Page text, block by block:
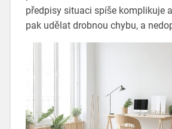
předpisy situaci spíše komplikuje
pak udělat drobnou chybu, a